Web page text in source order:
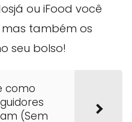
ou iFood você
também os
seu bolso!
como
(Sem